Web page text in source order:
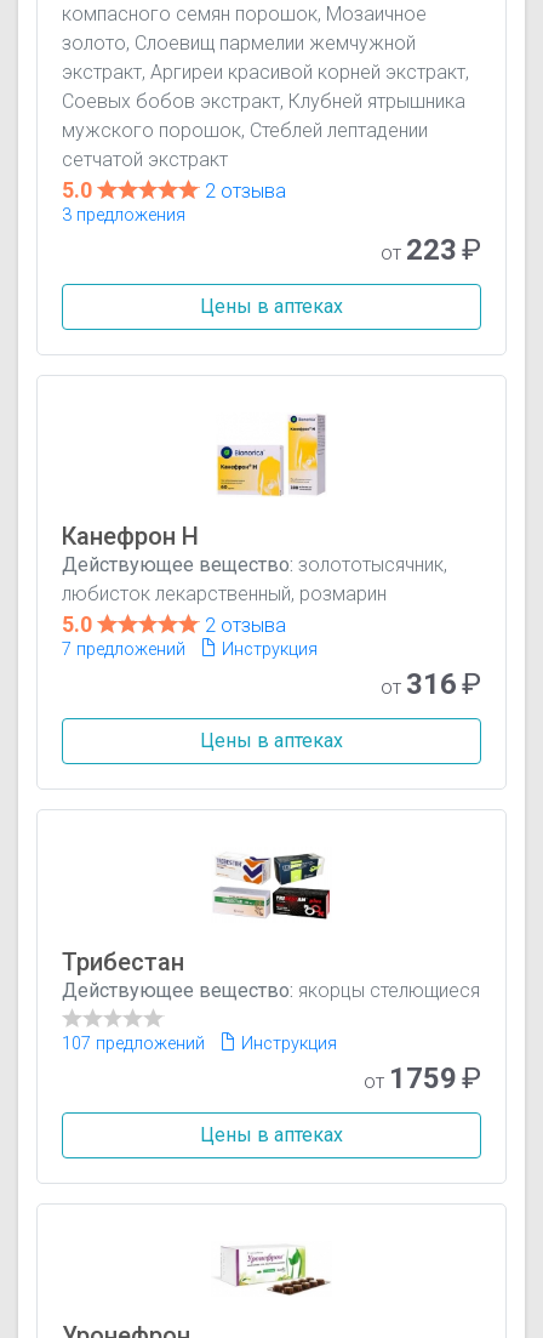
компасного семян порошок, Мозаичное
золото, Слоевищ пармелии жемчужной
экстракт, Аргиреи красивой корней экстракт,
Соевых бобов экстракт, Клубней ятрышника
мужского порошок, Стеблей лептадении
сетчатой экстракт
5.0 2 отзыва
3 предложения
от 223₽
Цены в аптеках
Канефрон Н
Действующее вещество: золототысячник,
любисток лекарственный, розмарин
5.0 2 отзыва
7 предложений Инструкция
от 316₽
Цены в аптеках
Трибестан
Действующее вещество: якорцы стелющиеся
107 предложений Инструкция
от 1759₽
Цены в аптеках